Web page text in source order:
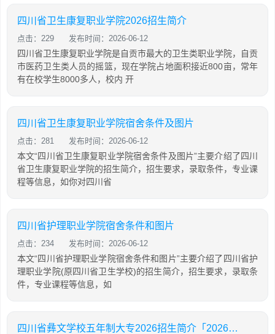
四川省卫生康复职业学院2026招生简介
点击：229 发布时间：2026-06-12
四川省卫生康复职业学院是自贡市最大的卫生类职业学院，自贡
市医药卫生类人员的摇篮，现在学院占地面积接近800亩，常年
有在校学生8000多人，校内 开
四川省卫生康复职业学院宿舍条件及图片
点击：281 发布时间：2026-06-12
本文“四川省卫生康复职业学院宿舍条件及图片”主要介绍了四川
省卫生康复职业学院的招生简介，招生要求，录取条件，专业课
程等信息，如你对四川省
四川省护理职业学院宿舍条件和图片
点击：234 发布时间：2026-06-12
本文“四川省护理职业学院宿舍条件和图片”主要介绍了四川省护
理职业学院(原四川省卫生学校)的招生简介，招生要求，录取条
件，专业课程等信息，如
四川省彝文学校五年制大专2026招生简介「2026年更新」